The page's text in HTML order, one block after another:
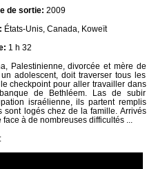
de sortie: 2009
États-Unis, Canada, Koweït
1 h 32
Palestinienne, divorcée et mère de
un adolescent, doit traverser tous les
checkpoint pour aller travailler dans
de Bethléem. Las de subir
israélienne, ils partent remplis
sont logés chez de la famille. Arrivés
à de nombreuses difficultés ...